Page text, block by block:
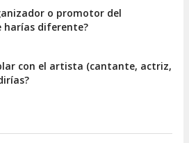
Escena
o promotor del
harías diferente?
con el artista (cantante, actriz,